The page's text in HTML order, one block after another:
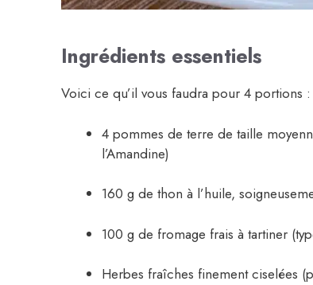
Ingrédients essentiels
Voici ce qu’il vous faudra pour 4 portions :
4 pommes de terre de taille
l’Amandine)
160 g de thon à l’huile,
100 g de fromage frais à tartiner
Herbes fraîches finement ciselées